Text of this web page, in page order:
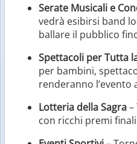
Serate Musicali e
vedrà esibirsi band
ballare il pubblico
Spettacoli per Tutta
per bambini,
renderanno
Lotteria della Sagra
con ricchi premi